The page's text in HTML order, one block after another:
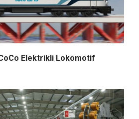
Elektrikli Lokomotif